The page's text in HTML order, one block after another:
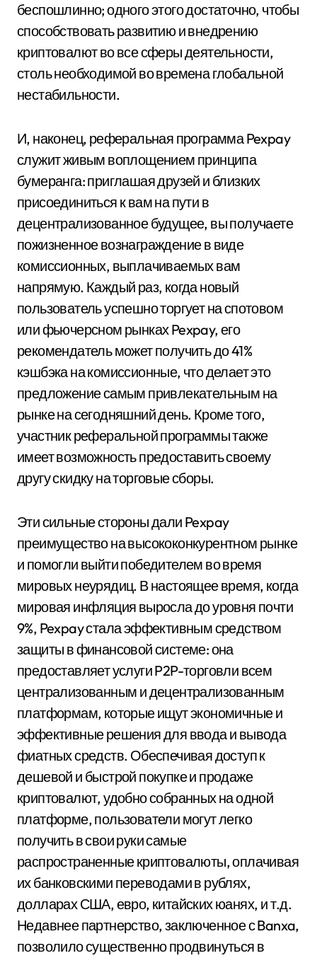
беспошлинно; одного этого достаточно, чтобы
способствовать развитию и внедрению
криптовалют во все сферы деятельности,
столь необходимой во времена глобальной
нестабильности.
И, наконец, реферальная программа Pexpay
служит живым воплощением принципа
бумеранга: приглашая друзей и близких
присоединиться к вам на пути в
децентрализованное будущее, вы получаете
пожизненное вознаграждение в виде
комиссионных, выплачиваемых вам
напрямую. Каждый раз, когда новый
пользователь успешно торгует на спотовом
или фьючерсном рынках Pexpay, его
рекомендатель может получить до 41%
кэшбэка на комиссионные, что делает это
предложение самым привлекательным на
рынке на сегодняшний день. Кроме того,
участник реферальной программы также
имеет возможность предоставить своему
другу скидку на торговые сборы.
Эти сильные стороны дали Pexpay
преимущество на высококонкурентном рынке
и помогли выйти победителем во время
мировых неурядиц. В настоящее время, когда
мировая инфляция выросла до уровня почти
9%, Pexpay стала эффективным средством
защиты в финансовой системе: она
предоставляет услуги P2P-торговли всем
централизованным и децентрализованным
платформам, которые ищут экономичные и
эффективные решения для ввода и вывода
фиатных средств. Обеспечивая доступ к
дешевой и быстрой покупке и продаже
криптовалют, удобно собранных на одной
платформе, пользователи могут легко
получить в свои руки самые
распространенные криптовалюты, оплачивая
их банковскими переводами в рублях,
долларах США, евро, китайских юанях, и т.д.
Недавнее партнерство, заключенное с Banxa,
позволило существенно продвинуться в